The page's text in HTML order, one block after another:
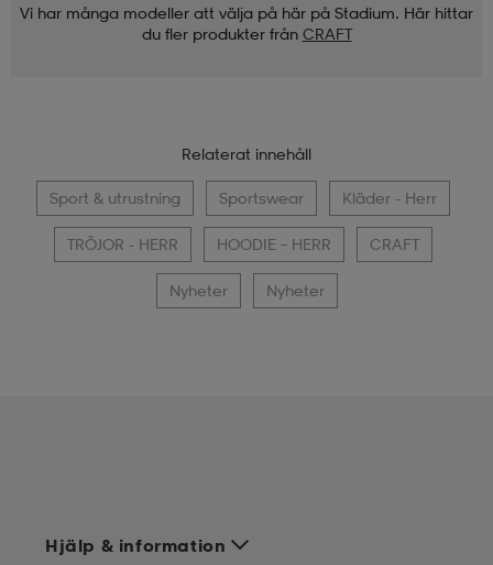
Vi har många modeller att välja på här på Stadium. Här hittar
du fler produkter från CRAFT
Relaterat innehåll
Sport & utrustning Sportswear Kläder - Herr
TRÖJOR - HERR HOODIE – HERR CRAFT
Nyheter Nyheter
Hjälp & information